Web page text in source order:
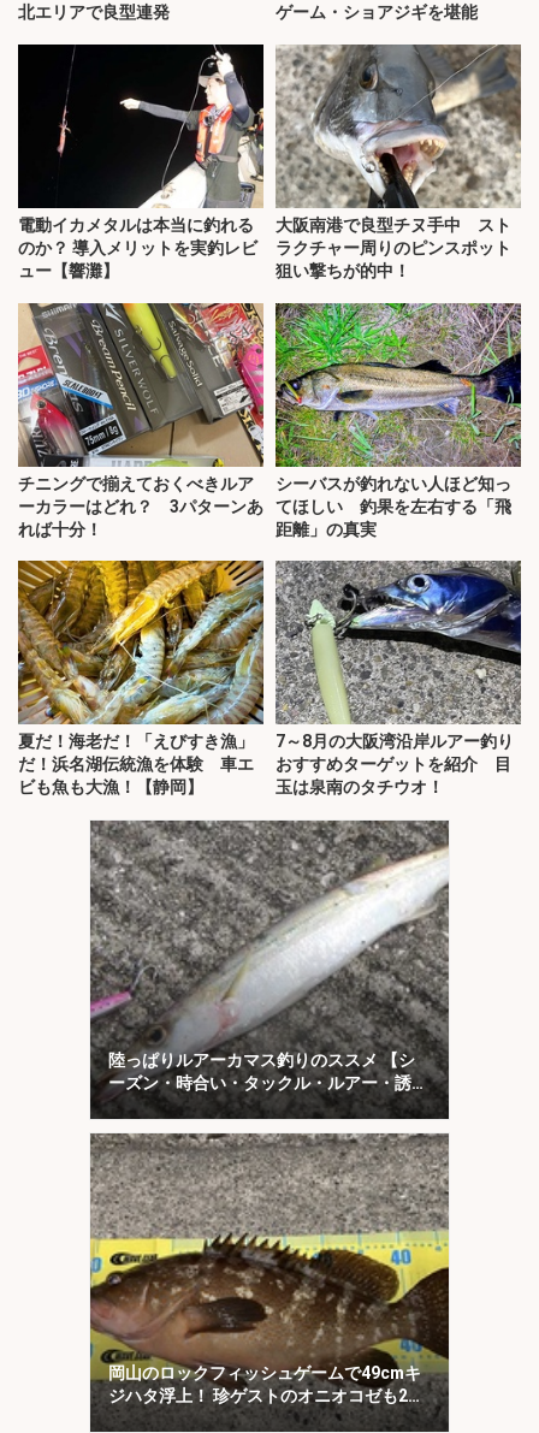
北エリアで良型連発
ゲーム・ショアジギを堪能
電動イカメタルは本当に釣れる
のか？ 導入メリットを実釣レビ
ュー【響灘】
大阪南港で良型チヌ手中 スト
ラクチャー周りのピンスポット
狙い撃ちが的中！
チニングで揃えておくべきルア
ーカラーはどれ？ 3パターンあ
れば十分！
シーバスが釣れない人ほど知っ
てほしい 釣果を左右する「飛
距離」の真実
夏だ！海老だ！「えびすき漁」
だ！浜名湖伝統漁を体験 車エ
ビも魚も大漁！【静岡】
7～8月の大阪湾沿岸ルアー釣り
おすすめターゲットを紹介 目
玉は泉南のタチウオ！
陸っぱりルアーカマス釣りのススメ 【シ
ーズン・時合い・タックル・ルアー・誘い
方を解説】
岡山のロックフィッシュゲームで49cmキ
ジハタ浮上！ 珍ゲストのオニオコゼも2連
発